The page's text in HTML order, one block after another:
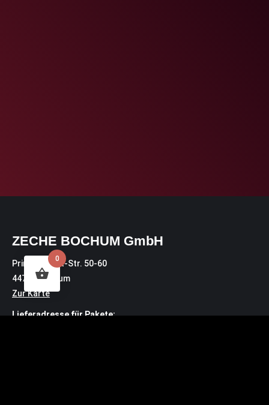
ZECHE BOCHUM GmbH
Prinz-Regent-Str. 50-60
44795 Bochum
Zur Karte
Lieferadresse für Pakete:
0